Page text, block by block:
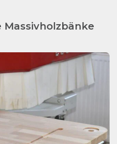
Massivholzbänke